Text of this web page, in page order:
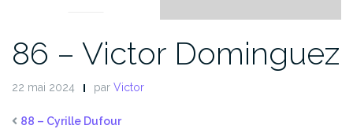
86 – Victor Dominguez
22 mai 2024 par Victor
88 – Cyrille Dufour